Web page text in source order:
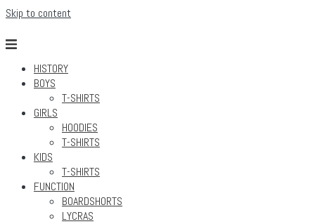
Skip to content
HISTORY
BOYS
T-SHIRTS
GIRLS
HOODIES
T-SHIRTS
KIDS
T-SHIRTS
FUNCTION
BOARDSHORTS
LYCRAS